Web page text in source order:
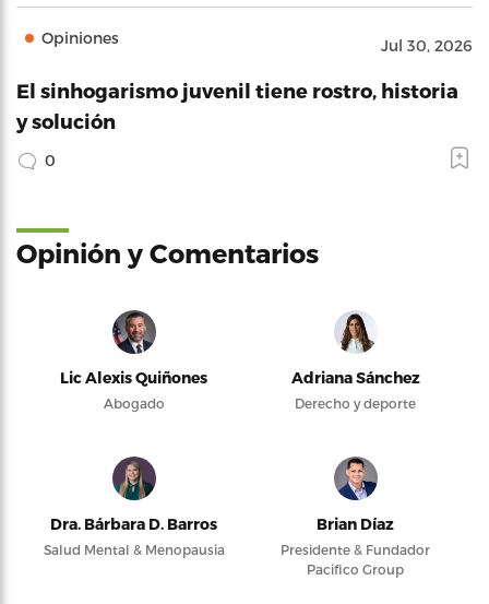
Opiniones Jul 30, 2026
El sinhogarismo juvenil tiene rostro, historia
y solución
0
Opinión y Comentarios
Lic Alexis Quiñones
Abogado
Adriana Sánchez
Derecho y deporte
Dra. Bárbara D. Barros
Salud Mental & Menopausia
Brian Díaz
Presidente & Fundador
Pacifico Group